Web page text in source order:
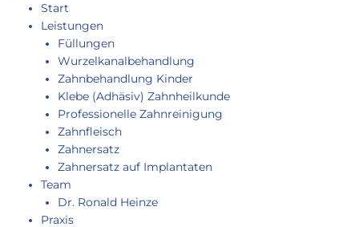
Start
Leistungen
Füllungen
Wurzelkanalbehandlung
Zahnbehandlung Kinder
Klebe (Adhäsiv) Zahnheilkunde
Professionelle Zahnreinigung
Zahnfleisch
Zahnersatz
Zahnersatz auf Implantaten
Team
Dr. Ronald Heinze
Praxis